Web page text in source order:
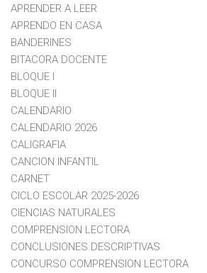
APRENDER A LEER
APRENDO EN CASA
BANDERINES
BITACORA DOCENTE
BLOQUE I
BLOQUE II
CALENDARIO
CALENDARIO 2026
CALIGRAFIA
CANCION INFANTIL
CARNET
CICLO ESCOLAR 2025-2026
CIENCIAS NATURALES
COMPRENSION LECTORA
CONCLUSIONES DESCRIPTIVAS
CONCURSO COMPRENSION LECTORA